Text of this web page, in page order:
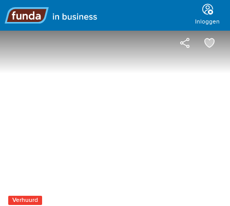
Hoofdmenu
Inloggen
Verhuurd